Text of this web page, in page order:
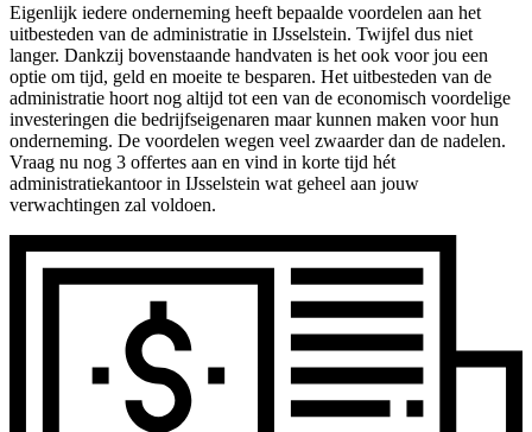
Eigenlijk iedere onderneming heeft bepaalde voordelen aan het
uitbesteden van de administratie in IJsselstein. Twijfel dus niet
langer. Dankzij bovenstaande handvaten is het ook voor jou een
optie om tijd, geld en moeite te besparen. Het uitbesteden van de
administratie hoort nog altijd tot een van de economisch voordelige
investeringen die bedrijfseigenaren maar kunnen maken voor hun
onderneming. De voordelen wegen veel zwaarder dan de nadelen.
Vraag nu nog 3 offertes aan en vind in korte tijd hét
administratiekantoor in IJsselstein wat geheel aan jouw
verwachtingen zal voldoen.